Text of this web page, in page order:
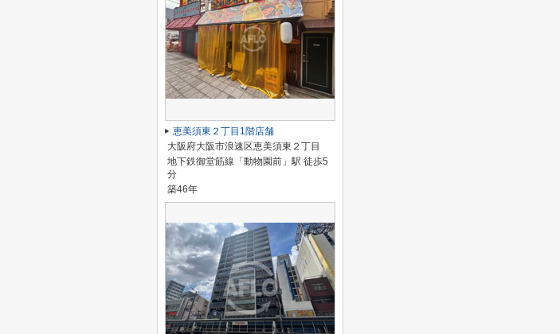
恵美須東２丁目1階店舗
大阪府大阪市浪速区恵美須東２丁目
地下鉄御堂筋線「動物園前」駅 徒歩5
分
築46年